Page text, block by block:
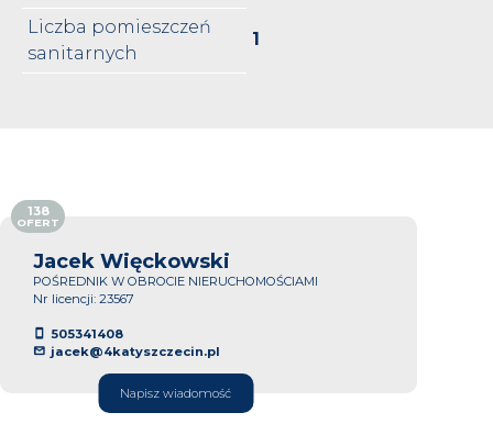
Liczba pomieszczeń
sanitarnych
1
Jacek Więckowski
POŚREDNIK W OBROCIE NIERUCHOMOŚCIAMI
Nr licencji: 23567
505341408
jacek@4katyszczecin.pl
Napisz wiadomość
138
OFERT